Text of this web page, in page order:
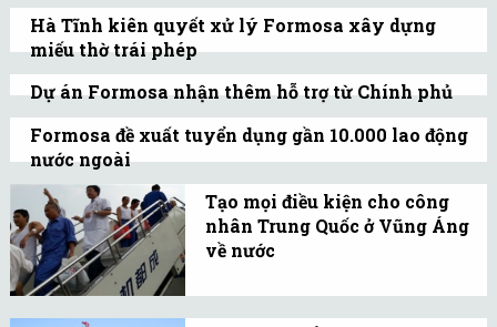
vốn vào cơ sở sản xuất do
đầu tư khoảng 10% số
vốn.
Hà Tĩnh kiên quyết xử lý Formosa xây dựng
miếu thờ trái phép
Ông Nguyễn Thanh Bình, Bí thư Tỉnh ủy
Hà Tĩnh khẳng định, việc Formosa xây
miếu thờ sai phạm sẽ được xử lý dứt
khoát.
Dự án Formosa nhận thêm hỗ trợ từ Chính phủ
Thủ tướng Chính phủ đã đồng ý hỗ trợ
nguồn vốn từ ngân sách Trung ương để
đẩy nhanh tiến độ thi công dự án.
Formosa đề xuất tuyển dụng gần 10.000 lao động
nước ngoài
Trước đây thời điểm cao nhất về lao động
nước ngoài làm việc tại Khu kinh tế Vũng
Áng cũng chỉ khoảng 4.000 người.
Tạo mọi điều kiện cho công
nhân Trung Quốc ở Vũng Áng
về nước